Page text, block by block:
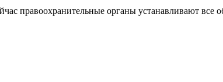
правоохранительные органы устанавливают все